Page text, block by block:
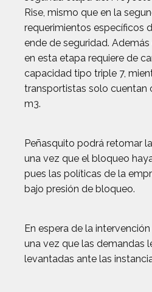
Rise, mismo que en la
requerimientos específicos
ende de seguridad.
en esta etapa requiere de
capacidad tipo triple 7,
transportistas solo cuentan
m3.
Peñasquito podrá retomar
una vez que el bloqueo
pues las políticas de la
bajo presión de bloqueo.
En espera de la
una vez que las demandas
levantadas ante las